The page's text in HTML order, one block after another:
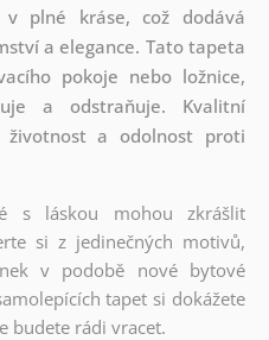
plné kráse, což dodává
a elegance. Tato tapeta
pokoje nebo ložnice,
a odstraňuje. Kvalitní
životnost a odolnost proti
s láskou mohou zkrášlit
si z jedinečných motivů,
v podobě nové bytové
tapet si dokážete
budete rádi vracet.